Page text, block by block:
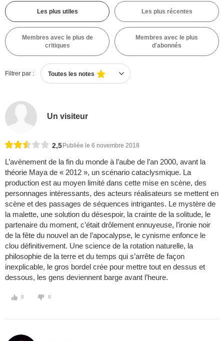
Les plus utiles Les plus récentes
Membres avec le plus de
critiques
Membres avec le plus
d'abonnés
Filtrer par : Toutes les notes
Un visiteur
2,5 Publiée le 6 novembre 2018
L’avènement de la fin du monde à l’aube de l’an 2000, avant la
théorie Maya de « 2012 », un scénario cataclysmique. La
production est au moyen limité dans cette mise en scène, des
personnages intéressants, des acteurs réalisateurs se mettent en
scène et des passages de séquences intrigantes. Le mystère de
la malette, une solution du désespoir, la crainte de la solitude, le
partenaire du moment, c’était drôlement ennuyeuse, l’ironie noir
de la fête du nouvel an de l’apocalypse, le cynisme enfonce le
clou définitivement. Une science de la rotation naturelle, la
philosophie de la terre et du temps qui s’arrête de façon
inexplicable, le gros bordel crée pour mettre tout en dessus et
dessous, les gens deviennent barge avant l’heure.
0 0